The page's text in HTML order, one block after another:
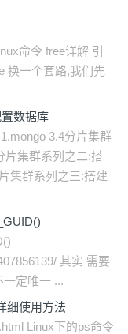
命令 free详解 引
换一个套路,我们先
数据库
3.4分片集群
片集群系列之二:搭
集群系列之三:搭建
其实 需要
定唯一 ...
细使用方法
Linux下的ps命令